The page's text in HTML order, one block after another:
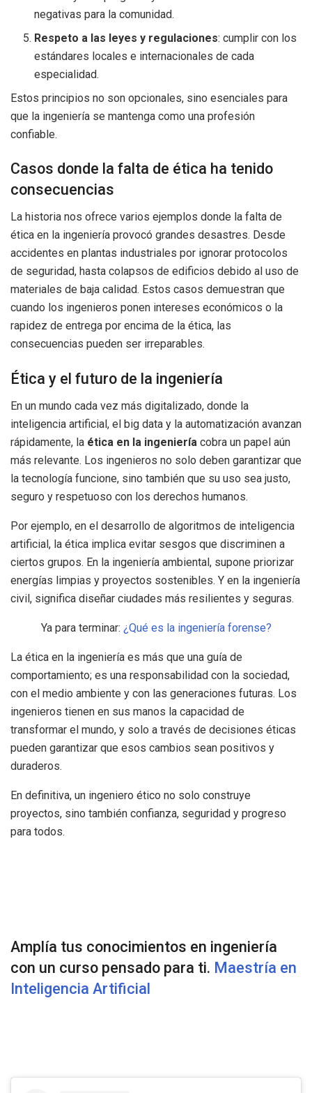
negativas para la comunidad.
Respeto a las leyes y regulaciones: cumplir con los
estándares locales e internacionales de cada
especialidad.
Estos principios no son opcionales, sino esenciales para
que la ingeniería se mantenga como una profesión
confiable.
Casos donde la falta de ética ha tenido
consecuencias
La historia nos ofrece varios ejemplos donde la falta de
ética en la ingeniería provocó grandes desastres. Desde
accidentes en plantas industriales por ignorar protocolos
de seguridad, hasta colapsos de edificios debido al uso de
materiales de baja calidad. Estos casos demuestran que
cuando los ingenieros ponen intereses económicos o la
rapidez de entrega por encima de la ética, las
consecuencias pueden ser irreparables.
Ética y el futuro de la ingeniería
En un mundo cada vez más digitalizado, donde la
inteligencia artificial, el big data y la automatización avanzan
rápidamente, la ética en la ingeniería cobra un papel aún
más relevante. Los ingenieros no solo deben garantizar que
la tecnología funcione, sino también que su uso sea justo,
seguro y respetuoso con los derechos humanos.
Por ejemplo, en el desarrollo de algoritmos de inteligencia
artificial, la ética implica evitar sesgos que discriminen a
ciertos grupos. En la ingeniería ambiental, supone priorizar
energías limpias y proyectos sostenibles. Y en la ingeniería
civil, significa diseñar ciudades más resilientes y seguras.
Ya para terminar: ¿Qué es la ingeniería forense?
La ética en la ingeniería es más que una guía de
comportamiento; es una responsabilidad con la sociedad,
con el medio ambiente y con las generaciones futuras. Los
ingenieros tienen en sus manos la capacidad de
transformar el mundo, y solo a través de decisiones éticas
pueden garantizar que esos cambios sean positivos y
duraderos.
En definitiva, un ingeniero ético no solo construye
proyectos, sino también confianza, seguridad y progreso
para todos.
Amplía tus conocimientos en ingeniería
con un curso pensado para ti. Maestría en
Inteligencia Artificial